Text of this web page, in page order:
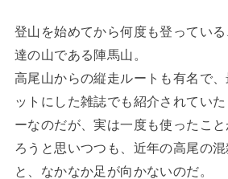
登山を始めてから何度も登ってい
達の山である陣馬山。
高尾山からの縦走ルートも有名で
ットにした雑誌でも紹介されてい
ーなのだが、実は一度も使ったこ
ろうと思いつつも、近年の高尾の
と、なかなか足が向かないのだ。